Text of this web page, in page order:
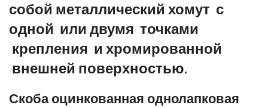
собой металлический хомут с
одной или двумя точками
крепления и хромированной
внешней поверхностью.
Скоба оцинкованная однолапковая